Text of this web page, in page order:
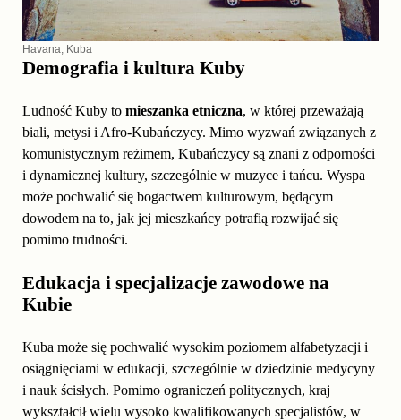
Havana, Kuba
Demografia i kultura Kuby
Ludność Kuby to mieszanka etniczna, w której przeważają
biali, metysi i Afro-Kubańczycy. Mimo wyzwań związanych z
komunistycznym reżimem, Kubańczycy są znani z odporności
i dynamicznej kultury, szczególnie w muzyce i tańcu. Wyspa
może pochwalić się bogactwem kulturowym, będącym
dowodem na to, jak jej mieszkańcy potrafią rozwijać się
pomimo trudności.
Edukacja i specjalizacje zawodowe na
Kubie
Kuba może się pochwalić wysokim poziomem alfabetyzacji i
osiągnięciami w edukacji, szczególnie w dziedzinie medycyny
i nauk ścisłych. Pomimo ograniczeń politycznych, kraj
wykształcił wielu wysoko kwalifikowanych specjalistów, w